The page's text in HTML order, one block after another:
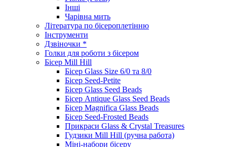
Інші
Чарівна мить
Література по бісероплетінню
Інструменти
Дзвіночки *
Голки для роботи з бісером
Бісер Mill Hill
Бісер Glass Size 6/0 та 8/0
Бісер Seed-Petite
Бісер Glass Seed Beads
Бісер Antique Glass Seed Beads
Бісер Magnifica Glass Beads
Бісер Seed-Frosted Beads
Прикраси Glass & Crystal Treasures
Гудзики Mill Hill (ручна работа)
Міні-набори бісеру